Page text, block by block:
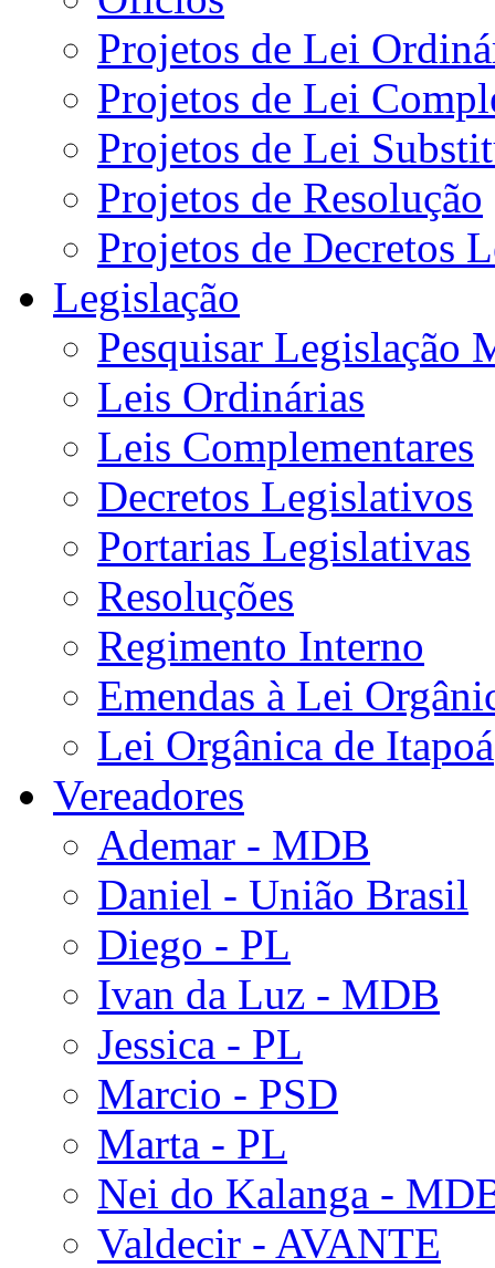
Projetos de Lei
Projetos de Lei
Projetos de Lei
Projetos de Resolução
Projetos de Decretos
Legislação
Pesquisar Legislação
Leis Ordinárias
Leis Complementares
Decretos Legislativos
Portarias Legislativas
Resoluções
Regimento Interno
Emendas à Lei
Lei Orgânica de Itapoá
Vereadores
Ademar - MDB
Daniel - União Brasil
Diego - PL
Ivan da Luz - MDB
Jessica - PL
Marcio - PSD
Marta - PL
Nei do Kalanga -
Valdecir - AVANTE